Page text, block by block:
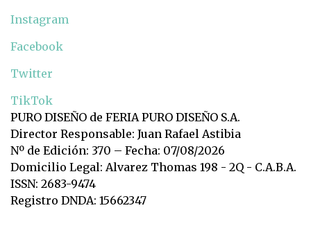
Instagram
Facebook
Twitter
TikTok
PURO DISEÑO de FERIA PURO DISEÑO S.A.
Director Responsable: Juan Rafael Astibia
Nº de Edición: 370 – Fecha: 07/08/2026
Domicilio Legal: Alvarez Thomas 198 - 2Q - C.A.B.A.
ISSN: 2683-9474
Registro DNDA: 15662347